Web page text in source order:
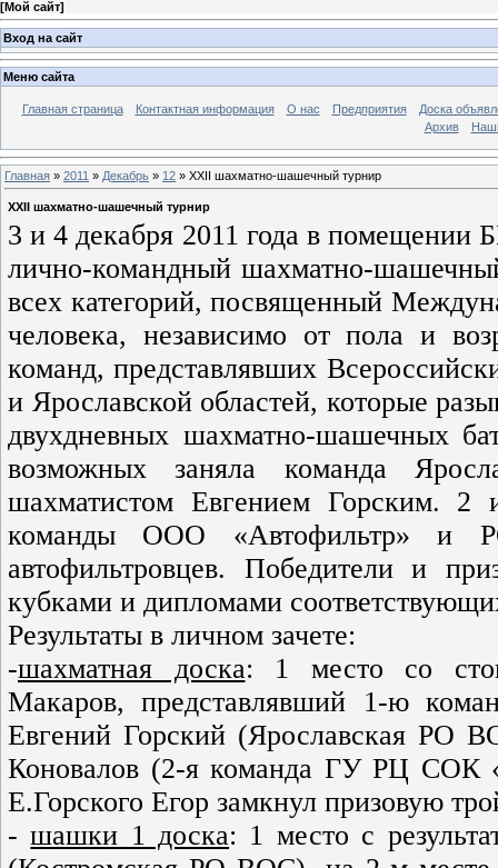
[Мой сайт]
Вход на сайт
Меню сайта
Главная страница Контактная информация О нас Предприятия
Доска
Архив
Главная » 2011 » Декабрь » 12 » XXII шахматно-шашечный турнир
XXII шахматно-шашечный турнир
3 и 4 декабря 2011 года в
лично-командный шахматно-
всех категорий, посвященный
человека, независимо от пола и
команд, представлявших
и Ярославской областей, которые
двухдневных шахматно-шашечных
возможных заняла команда
шахматистом Евгением Горским. 2
команды ООО «Автофильтр» и
автофильтровцев. Победители и
кубками и дипломами
Результаты в личном зачете:
-шахматная доска: 1 место со
Макаров, представлявший 1-ю
Евгений Горский (Ярославская РО
Коновалов (2-я команда ГУ РЦ СОК
Е.Горского Егор замкнул призовую
-шашки 1 доска: 1 место с